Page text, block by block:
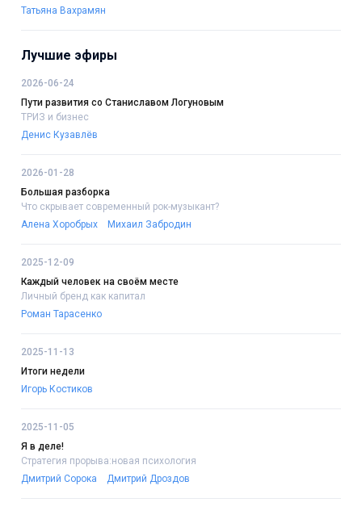
Татьяна Вахрамян
Лучшие эфиры
2026-06-24
Пути развития со Станиславом Логуновым
ТРИЗ и бизнес
Денис Кузавлёв
2026-01-28
Большая разборка
Что скрывает современный рок-музыкант?
Алена Хоробрых
Михаил Забродин
2025-12-09
Каждый человек на своём месте
Личный бренд как капитал
Роман Тарасенко
2025-11-13
Итоги недели
Игорь Костиков
2025-11-05
Я в деле!
Стратегия прорыва:новая психология
Дмитрий Сорока
Дмитрий Дроздов